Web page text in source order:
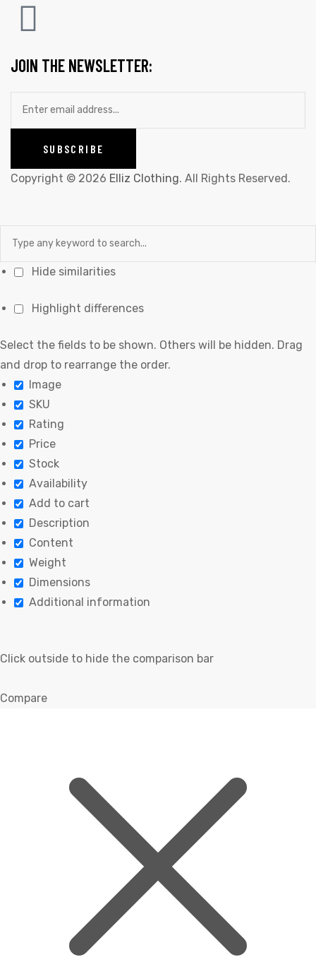
JOIN THE NEWSLETTER:
Copyright © 2026 Elliz Clothing. All Rights Reserved.
Hide similarities
Highlight differences
Select the fields to be shown. Others will be hidden. Drag
and drop to rearrange the order.
Image
SKU
Rating
Price
Stock
Availability
Add to cart
Description
Content
Weight
Dimensions
Additional information
Click outside to hide the comparison bar
Compare